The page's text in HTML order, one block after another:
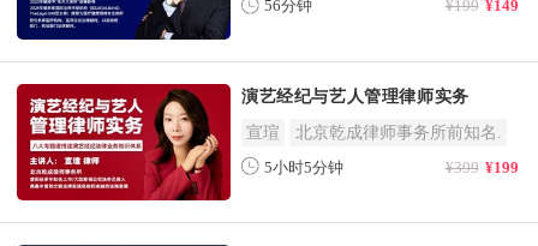
56分钟 ¥199 ¥149
演艺经纪与艺人管理律师实务
宣瑄 北京乾成律师事务所前知名.
5小时5分钟 ¥399 ¥199